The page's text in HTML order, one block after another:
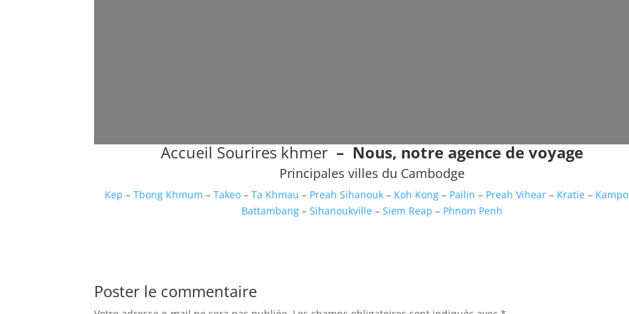
Accueil Sourires khmer – Nous, notre agence de voyage
Principales villes du Cambodge
Kep –Tbong Khmum –Takeo –Ta Khmau – Preah Sihanouk – Koh Kong – Pailin – Preah Vihear – Kratie –
Battambang –Sihanoukville –Siem Reap – Phnom Penh
Poster le commentaire